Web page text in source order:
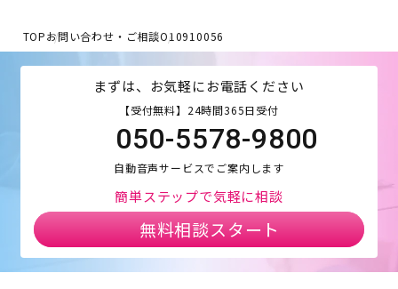
TOPお問い合わせ・ご相談O10910056
まずは、お気軽にお電話ください
【受付無料】24時間365日受付
050-5578-9800
自動音声サービスでご案内します
簡単ステップで気軽に相談
無料相談スタート